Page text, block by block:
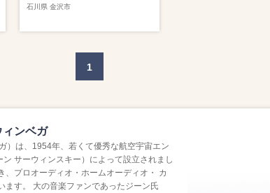
石川県 金沢市
1
ィンベガ
）は、1954年、若くて優秀な航空宇宙エン
サーウィンスキー）によって設立されまし
、プロオーディオ・ホームオーディオ・ カ
ます。 大の音楽ファンであったジーン氏